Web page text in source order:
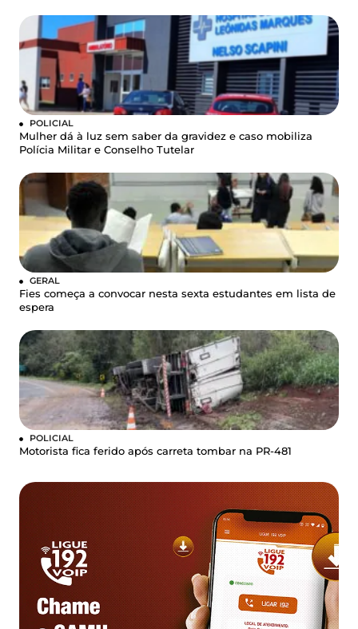
POLICIAL
Mulher dá à luz sem saber da gravidez e caso mobiliza
Polícia Militar e Conselho Tutelar
GERAL
Fies começa a convocar nesta sexta estudantes em lista de
espera
POLICIAL
Motorista fica ferido após carreta tombar na PR-481